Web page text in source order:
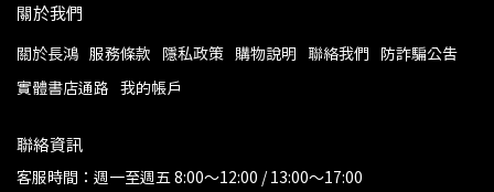
關於我們
關於長鴻 服務條款 隱私政策 購物說明 聯絡我們 防詐騙公告
實體書店通路 我的帳戶
聯絡資訊
客服時間：週一至週五 8:00～12:00 / 13:00～17:00